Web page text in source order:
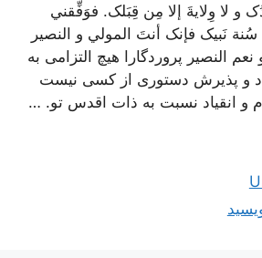
و لا وِلايةَ إلا مِن قِبَلک. فوَفِّقني
سُنة نَبيک فإنک أنتَ المولي و النصير
النصير پروردگارا هیچ التزامی به
و پذیرش دستوری از کسی نیست
و انقیاد نسبت به ذات اقدس تو. …